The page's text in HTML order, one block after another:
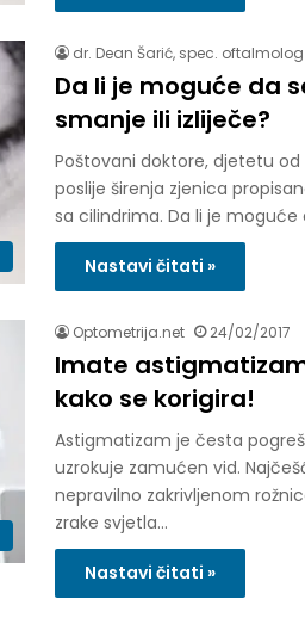
dr. Dean Šarić, spec. oftalmolog
Da li je moguće da
smanje ili izliječe?
Poštovani doktore, djetetu od
poslije širenja zjenica
sa cilindrima. Da li je moguće
Nastavi čitati »
Optometrija.net 24/02/2017
Imate
kako se korigira!
Astigmatizam je česta
uzrokuje zamućen vid.
nepravilno zakrivljenom
zrake svjetla…
Nastavi čitati »